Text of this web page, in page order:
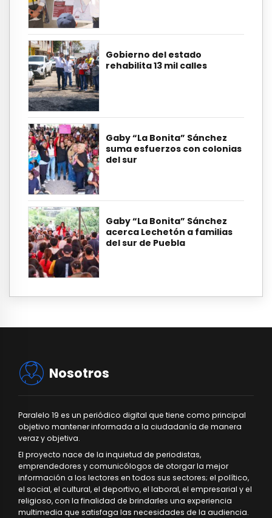
Gobierno del estado
rehabilita 13 mil calles
Gaby “La Bonita” Sánchez
suma esfuerzos con colonias
del sur
Gaby “La Bonita” Sánchez
acerca Lechetón a familias
del sur de Puebla
Nosotros
Paralelo 19 es un periódico digital que tiene como principal
objetivo mantener informada a la ciudadanía de manera
veraz y objetiva.
El proyecto nace de la inquietud de periodistas,
emprendedores y comunicólogos de otorgar la mejor
información a los lectores en todos sus sectores; el político,
el social, el cultural, el deportivo, el laboral, el empresarial y el
religioso, con la finalidad de brindarles una experiencia
multimedia que satisfaga las necesidades de la audiencia.